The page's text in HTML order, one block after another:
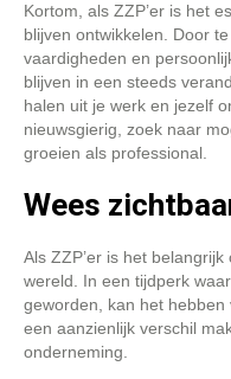
Kortom, als ZZP’er is het
blijven ontwikkelen. Door
vaardigheden en
blijven in een steeds
halen uit je werk en jezelf
nieuwsgierig, zoek naar
groeien als professional.
Wees
Als ZZP’er is het
wereld. In een tijdperk
geworden, kan het
een aanzienlijk verschil
onderneming.